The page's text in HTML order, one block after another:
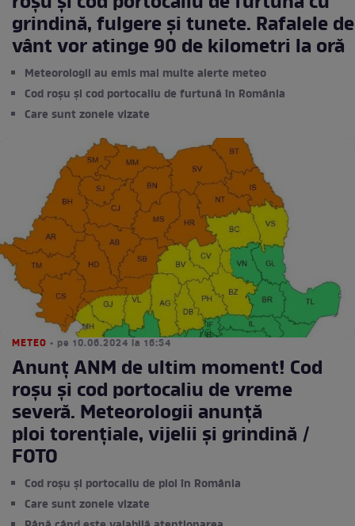
grindină, fulgere şi tunete. Rafalele de
vânt vor atinge 90 de kilometri la oră
Meteorologii au emis mai multe alerte meteo
Cod roșu și cod portocaliu de furtună în România
Care sunt zonele vizate
METEO • pe 10.06.2024 la 16:54
Anunț ANM de ultim moment! Cod
roșu și cod portocaliu de vreme
severă. Meteorologii anunță
ploi torenţiale, vijelii şi grindină /
FOTO
Cod roșu și portocaliu de ploi în România
Care sunt zonele vizate